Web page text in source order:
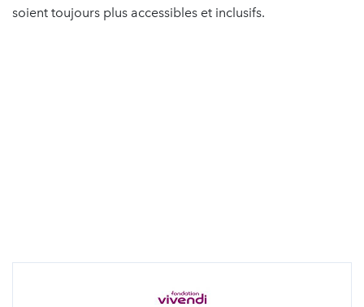
soient toujours plus accessibles et inclusifs.